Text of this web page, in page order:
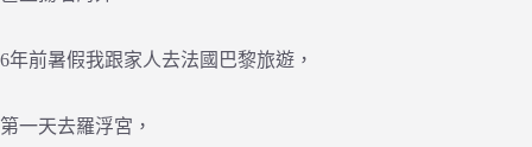
6年前暑假我跟家人去法國巴黎旅遊，
第一天去羅浮宮，